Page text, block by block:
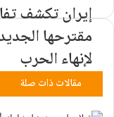
إیران تکشف
مقترحها
لإنهاء الحرب
مقالات ذات صلة